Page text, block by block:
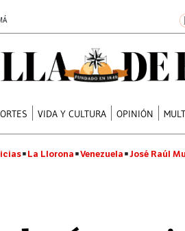
VIDA Y CULTURA OPINIÓN
La Llorona Venezuela José Raúl